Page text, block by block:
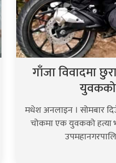
गाँजा विवादमा
युवकको
मधेश अनलाइन । सोमबार
चोकमा एक युवकको